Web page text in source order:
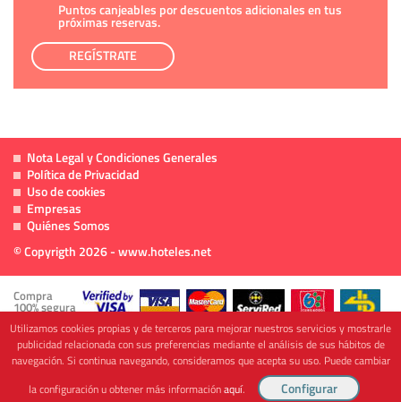
Puntos canjeables por descuentos adicionales en tus
próximas reservas.
REGÍSTRATE
Nota Legal y Condiciones Generales
Política de Privacidad
Uso de cookies
Empresas
Quiénes Somos
© Copyrigth 2026 - www.hoteles.net
Compra
100% segura
Cofinanciado por
Utilizamos cookies propias y de terceros para mejorar nuestros servicios y mostrarle
publicidad relacionada con sus preferencias mediante el análisis de sus hábitos de
navegación. Si continua navegando, consideramos que acepta su uso. Puede cambiar
la configuración u obtener más informaciónaquí.